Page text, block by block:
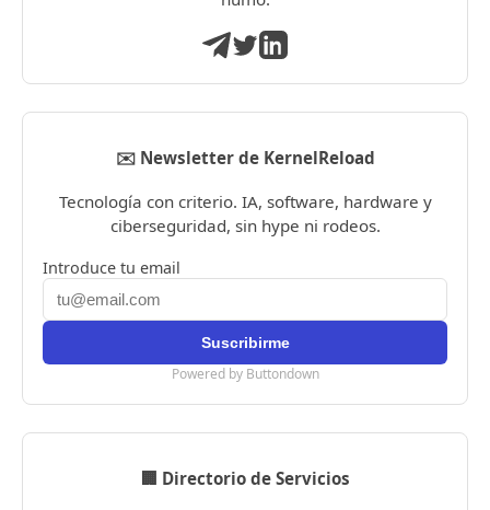
✉️ Newsletter de KernelReload
Tecnología con criterio. IA, software, hardware y
ciberseguridad, sin hype ni rodeos.
Introduce tu email
Powered by Buttondown
🏢 Directorio de Servicios